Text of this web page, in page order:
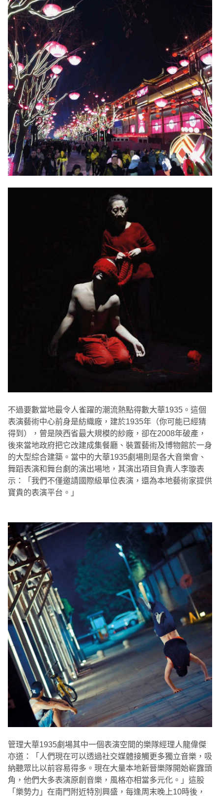
不過要數當地最令人雀躍的潮流熱點得數大華1935。這個
表演藝術中心前身是紡織廠，建於1935年（你可能已經猜
得到），曾是陝西省最大規模的紗廠，卻在2008年破產，
後來當地政府把它改建成集餐廳、裝置藝術及博物館於一身
的大型綜合建築。當中的大華1935劇場則是各大音樂會、
舞蹈表演和舞台劇的演出場地，其演出項目負責人李璇表
示：「我們不僅邀請國際級單位表演，還為本地藝術家提供
寶貴的表演平台。」
管理大華1935劇場其中一個表演空間的樂隊經理人龍偉傑
亦道：「人們現在可以透過社交媒體接觸更多獨立音樂，吸
納聽眾比以前容易得多。現在大量本地新晉樂隊開始嶄露頭
角，他們大多表演原創音樂，風格亦相當多元化。」這股
「樂勢力」在南門附近特別興盛，每逢周末晚上10時後，